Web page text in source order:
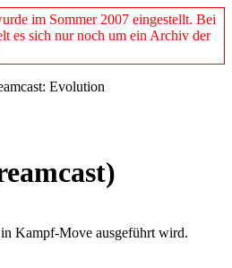
im Sommer 2007 eingestellt. Bei
es sich nur noch um ein Archiv der
Evolution
Kampf-Move ausgeführt wird.